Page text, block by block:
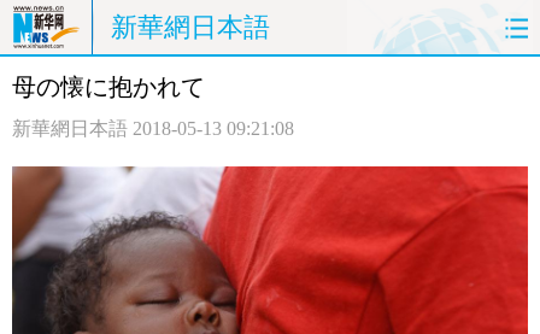
新華網日本語
ホームページ
観光 評論 写真
中日対訳
母の懐に抱かれて
新華網日本語 2018-05-13 09:21:08